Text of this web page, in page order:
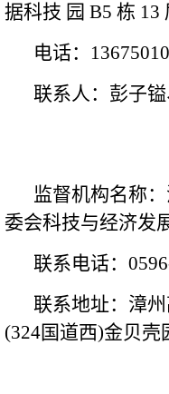
据科技 园 B5 栋 13
电话：
联系人：彭子镒
监督机构名称
委会科技与经济发
联系电话：
联系地址：漳
(324国道西)金贝